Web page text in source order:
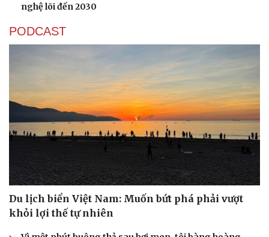
nghệ lõi đến 2030
PODCAST
Du lịch biển Việt Nam: Muốn bứt phá phải vượt
khỏi lợi thế tự nhiên